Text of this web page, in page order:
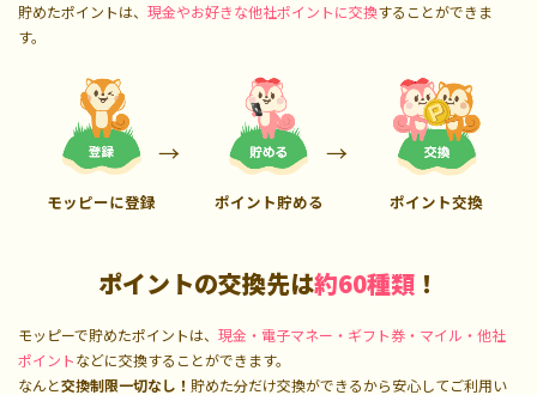
貯めたポイントは、 現金やお好きな他社ポイントに交換することができま
す。
モッピーに登録 ポイント貯める ポイント交換
ポイントの交換先は約60種類 ！
モッピーで貯めたポイントは、 現金・電子マネー・ギフト券・マイル・他社
ポイントなどに交換することができます。
なんと交換制限一切なし！ 貯めた分だけ交換ができるから安心してご利用い